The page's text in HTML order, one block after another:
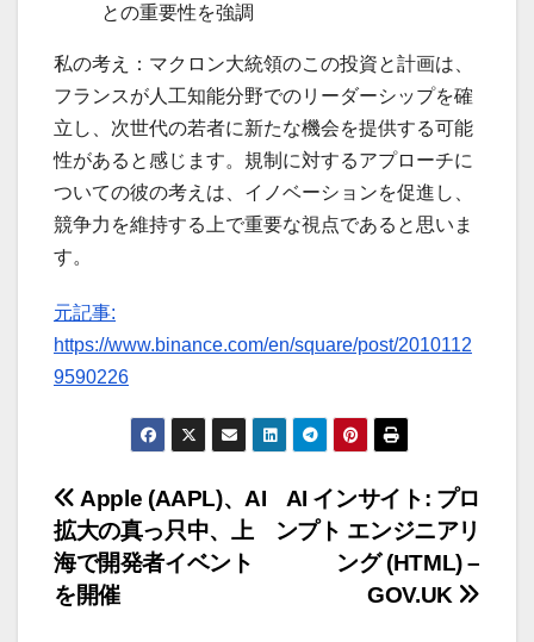
との重要性を強調
私の考え：マクロン大統領のこの投資と計画は、
フランスが人工知能分野でのリーダーシップを確
立し、次世代の若者に新たな機会を提供する可能
性があると感じます。規制に対するアプローチに
ついての彼の考えは、イノベーションを促進し、
競争力を維持する上で重要な視点であると思いま
す。
元記事:
https://www.binance.com/en/square/post/2010112
9590226
投
稿
ナ
AI インサイト: プロ
ンプト エンジニアリ
ング (HTML) –
GOV.UK
Apple (AAPL)、AI
拡大の真っ只中、上
海で開発者イベント
を開催